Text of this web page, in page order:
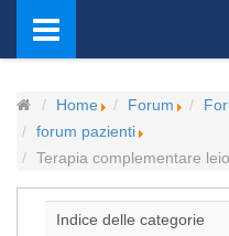
Home Forum
forum pazienti
Terapia complementare
Indice delle categorie